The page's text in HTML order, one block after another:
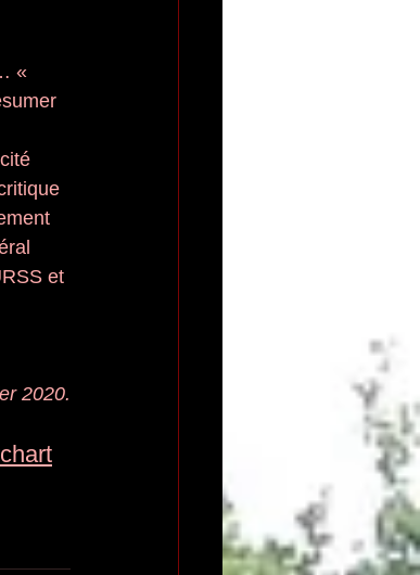
«
et
2020.